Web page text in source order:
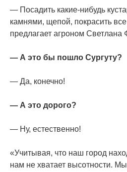
— Посадить какие-нибудь
камнями, щепой, покрасить
предлагает агроном Светлана
— А это бы пошло Сургуту?
— Да, конечно!
— А это дорого?
— Ну, естественно!
«Учитывая, что наш город
нам не хватает высотности.